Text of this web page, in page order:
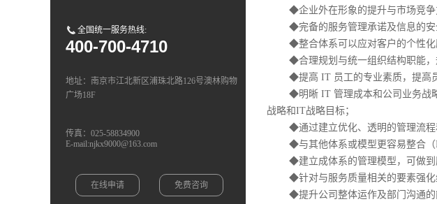
全国统一服务热线:
400-700-4710
地址：南京市江北新区浦珠北路126号澳林购物
广场18F
传真：025-58834900
E-mail:njkx9000@163.com
在线申请 免费咨询
◆企业外在形象的提升与市场竞争
◆完备的服务管理承诺及信息的安全
◆整合体系可以应对客户的个性化
◆合理规划与统一组织结构职能，规
◆提高 IT 员工的专业素质，提高员
◆明晰 IT 管理成本和公司业务战略
战略和IT战略目标；
◆通过建立优化、透明的管理流程和
◆与其他体系或模型更容易整合（
◆建立成体系的管理模型，可做到服
◆针对与服务质量相关的要素强化
◆提升公司整体运作及部门沟通的